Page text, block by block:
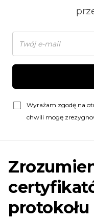
Wyrażam zgodę na
chwili mogę
protokołu